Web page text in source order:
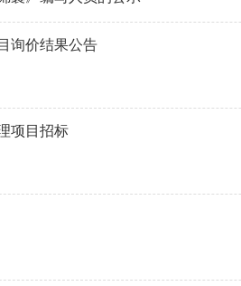
询价结果公告
项目招标